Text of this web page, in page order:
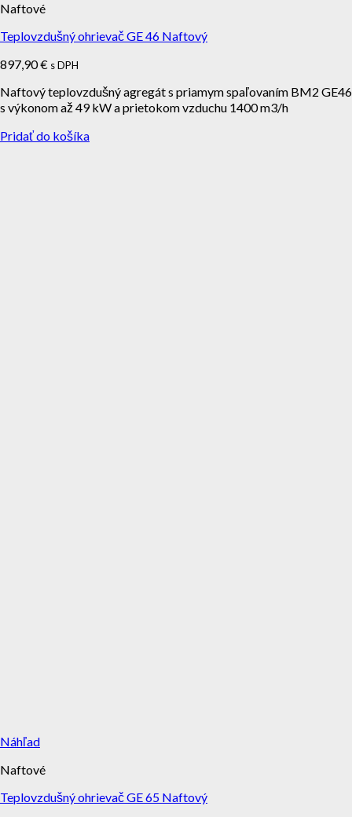
Naftové
Teplovzdušný ohrievač GE 46 Naftový
897,90€ s DPH
Naftový teplovzdušný agregát s priamym spaľovaním BM2 GE46
s výkonom až 49 kW a prietokom vzduchu 1400 m3/h
Pridať do košíka
Náhľad
Naftové
Teplovzdušný ohrievač GE 65 Naftový